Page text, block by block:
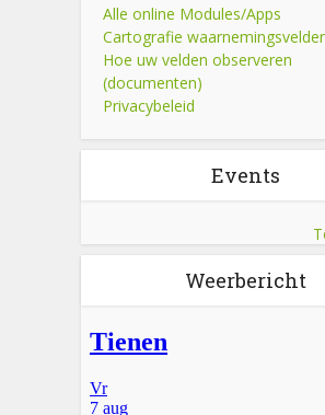
Alle online Modules/Apps
Cartografie
Hoe uw velden observeren
(documenten)
Privacybeleid
Events
Weerbericht